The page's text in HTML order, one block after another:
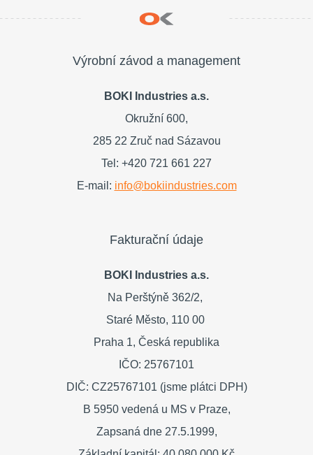
Výrobní závod a management
BOKI Industries a.s.
Okružní 600,
285 22 Zruč nad Sázavou
Tel: +420 721 661 227
E-mail: info@bokiindustries.com
Fakturační údaje
BOKI Industries a.s.
Na Perštýně 362/2,
Staré Město, 110 00
Praha 1, Česká republika
IČO: 25767101
DIČ: CZ25767101 (jsme plátci DPH)
B 5950 vedená u MS v Praze,
Zapsaná dne 27.5.1999,